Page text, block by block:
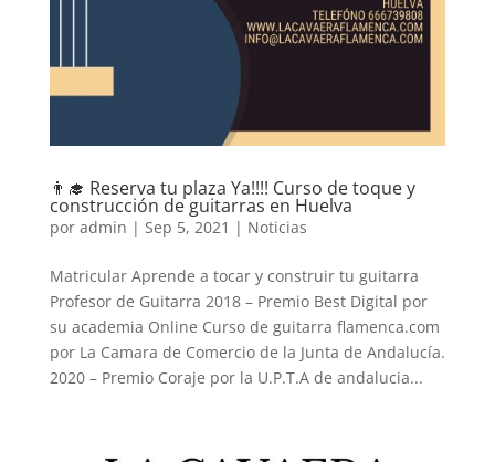
👨‍🎓 Reserva tu plaza Ya!!!! Curso de toque y
construcción de guitarras en Huelva
por admin | Sep 5, 2021 | Noticias
Matricular Aprende a tocar y construir tu guitarra
Profesor de Guitarra 2018 – Premio Best Digital por
su academia Online Curso de guitarra flamenca.com
por La Camara de Comercio de la Junta de Andalucía.
2020 – Premio Coraje por la U.P.T.A de andalucia...